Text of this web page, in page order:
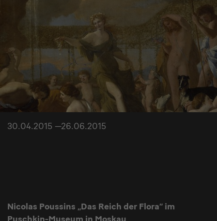
30.04.2015 —26.06.2015
Nicolas Poussins „Das Reich der Flora“ im